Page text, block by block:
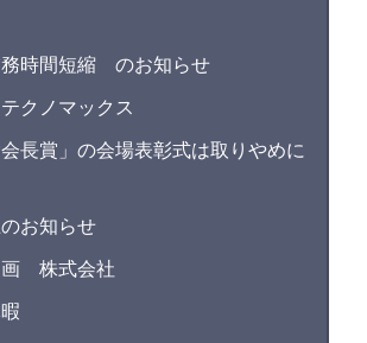
務時間短縮 のお知らせ
クノマックス
会長賞」の会場表彰式は取りやめに
お知らせ
画 株式会社